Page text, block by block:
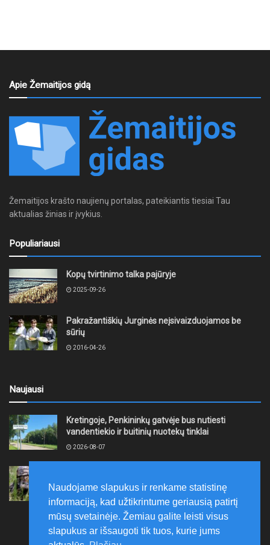
Apie Žemaitijos gidą
Žemaitijos krašto naujienų portalas, pateikiantis tiesiai Tau
aktualias žinias ir įvykius.
Populiariausi
Kopų tvirtinimo talka pajūryje
2025-09-26
Pakražantiškių Jurginės neįsivaizduojamos be
sūrių
2016-04-26
Naujausi
Kretingoje, Penkininkų gatvėje bus nutiesti
vandentiekio ir buitinių nuotekų tinklai
2026-08-07
rinktinė vykdys karines pratybas
2026-08-07
Naudojame slapukus ir renkame statistinę
informaciją, kad užtikrintume geriausią patirtį
mūsų svetainėje. Žemiau galite leisti visus
slapukus ar išsaugoti tik tuos, kurie jums